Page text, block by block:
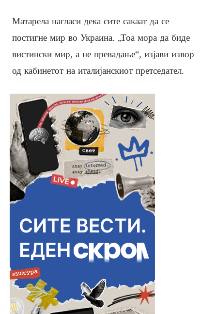
Матарела нагласи дека сите сакаат да се
постигне мир во Украина. „Тоа мора да биде
вистински мир, а не превадање“, изјави извор
од кабинетот на италијанскиот претседател.